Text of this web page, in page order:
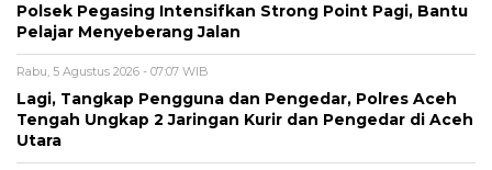
Polsek Pegasing Intensifkan Strong Point Pagi, Bantu
Pelajar Menyeberang Jalan
Rabu, 5 Agustus 2026 - 07:07 WIB
Lagi, Tangkap Pengguna dan Pengedar, Polres Aceh
Tengah Ungkap 2 Jaringan Kurir dan Pengedar di Aceh
Utara